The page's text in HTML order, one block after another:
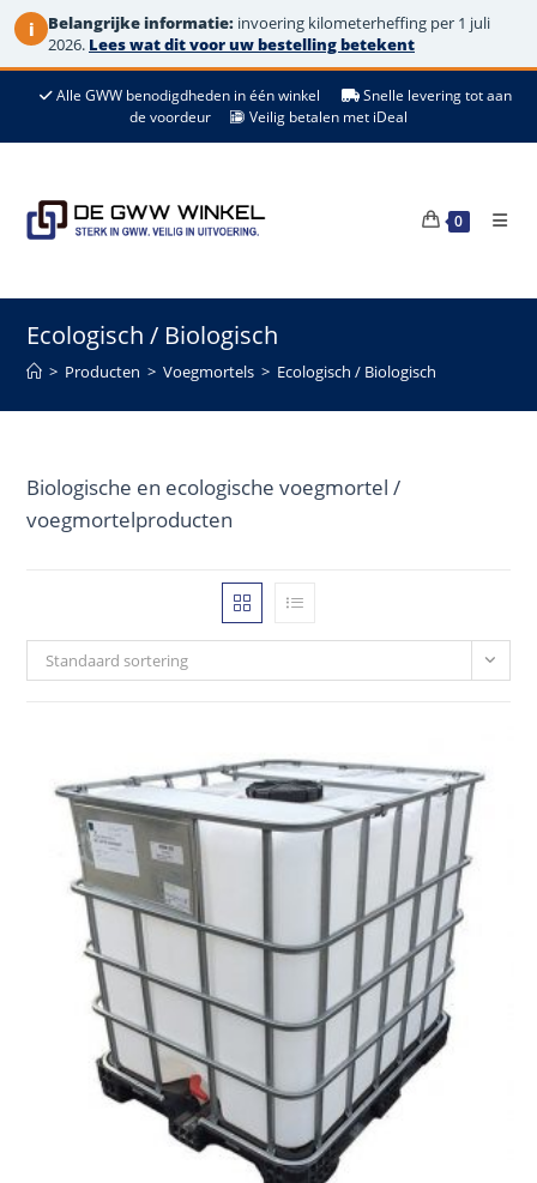
i Belangrijke informatie: invoering kilometerheffing per 1 juli
2026. Lees wat dit voor uw bestelling betekent
de
Alle GWW benodigdheden in één winkel
Snelle levering tot aan
de voordeur
Veilig betalen met iDeal
0
Ecologisch / Biologisch
> Producten > Voegmortels > Ecologisch / Biologisch
Biologische en ecologische voegmortel /
voegmortelproducten
Standaard sortering